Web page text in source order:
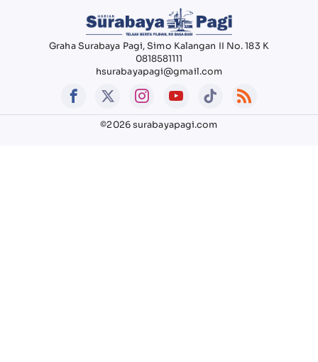
Graha Surabaya Pagi, Simo Kalangan II No. 183 K
0818581111
hsurabayapagi@gmail.com
©2026 surabayapagi.com